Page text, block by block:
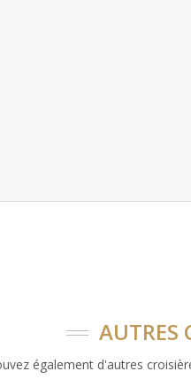
AUTRES
également d'autres